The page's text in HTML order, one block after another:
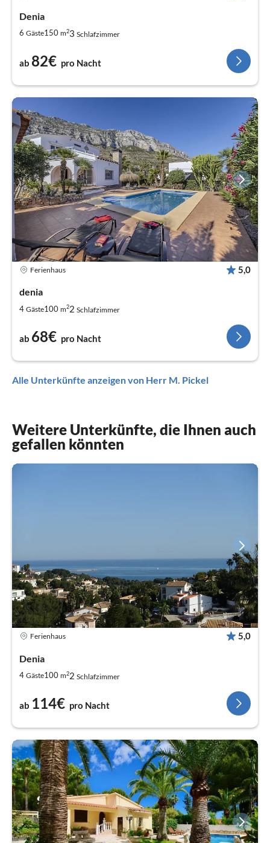
Denia
6 Gäste150 m23 Schlafzimmer
ab 82€ pro Nacht
Ferienhaus 5,0
denia
4 Gäste100 m22 Schlafzimmer
ab 68€ pro Nacht
Alle Unterkünfte anzeigen von Herr M. Pickel
Weitere Unterkünfte, die Ihnen auch
gefallen könnten
Ferienhaus 5,0
Denia
4 Gäste100 m22 Schlafzimmer
ab 114€ pro Nacht